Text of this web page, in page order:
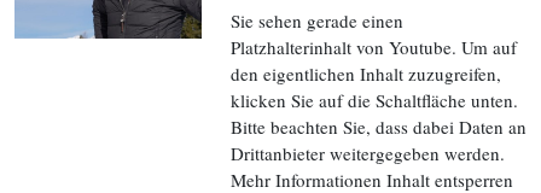
Sie sehen gerade einen
Platzhalterinhalt von Youtube. Um auf
den eigentlichen Inhalt zuzugreifen,
klicken Sie auf die Schaltfläche unten.
Bitte beachten Sie, dass dabei Daten an
Drittanbieter weitergegeben werden.
Mehr Informationen Inhalt entsperren